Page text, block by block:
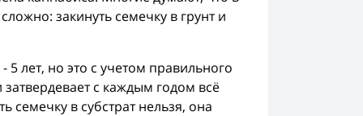
закинуть семечку в грунт и
лет, но это с учетом правильного
с каждым годом всё
семечку в субстрат нельзя, она